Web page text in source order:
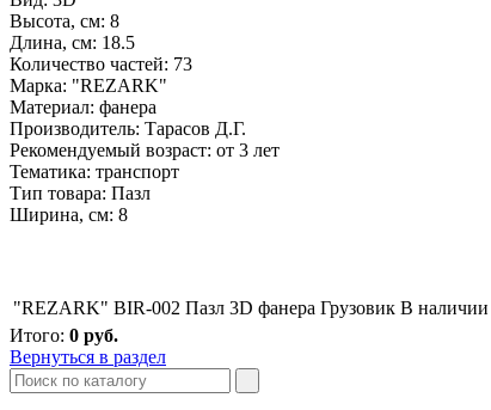
Высота, см: 8
Длина, см: 18.5
Количество частей: 73
Марка: "REZARK"
Материал: фанера
Производитель: Тарасов Д.Г.
Рекомендуемый возраст: от 3 лет
Тематика: транспорт
Тип товара: Пазл
Ширина, см: 8
"REZARK" BIR-002 Пазл 3D фанера Грузовик В наличии
Итого: 0 руб.
Вернуться в раздел